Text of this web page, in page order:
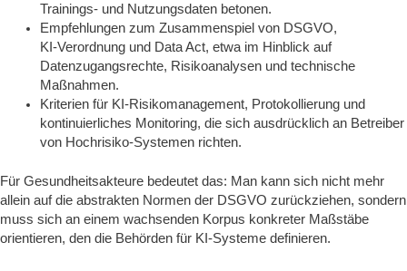
Trainings‑ und Nutzungsdaten betonen.
Empfehlungen zum Zusammenspiel von DSGVO,
KI‑Verordnung und Data Act, etwa im Hinblick auf
Datenzugangsrechte, Risikoanalysen und technische
Maßnahmen.
Kriterien für KI‑Risikomanagement, Protokollierung und
kontinuierliches Monitoring, die sich ausdrücklich an Betreiber
von Hochrisiko‑Systemen richten.
Für Gesundheitsakteure bedeutet das: Man kann sich nicht mehr
allein auf die abstrakten Normen der DSGVO zurückziehen, sondern
muss sich an einem wachsenden Korpus konkreter Maßstäbe
orientieren, den die Behörden für KI‑Systeme definieren.